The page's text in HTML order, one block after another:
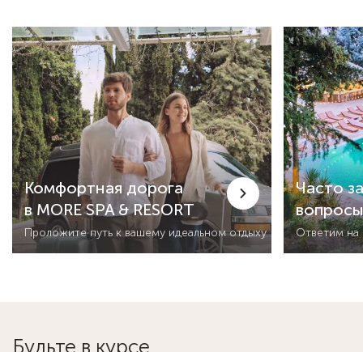
Комфортная дорога
в MORE SPA & RESORT
Проложите путь к вашему идеальном отдыху
Часто
вопросы
Ответим на
Будьте в курсе